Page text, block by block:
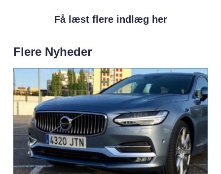
Få læst flere indlæg her
Flere Nyheder